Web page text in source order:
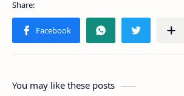
You may like these posts